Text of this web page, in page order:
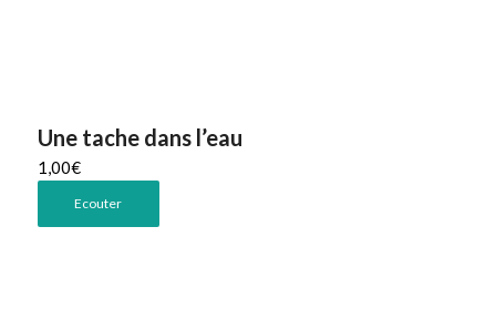
Une tache dans l’eau
1,00€
Ecouter